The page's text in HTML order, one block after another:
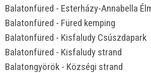
Balatonfüred - Esterházy-Annabella
Balatonfüred - Füred kemping
Balatonfüred - Kisfaludy Csúszdapark
Balatonfüred - Kisfaludy strand
Balatongyörök - Községi strand